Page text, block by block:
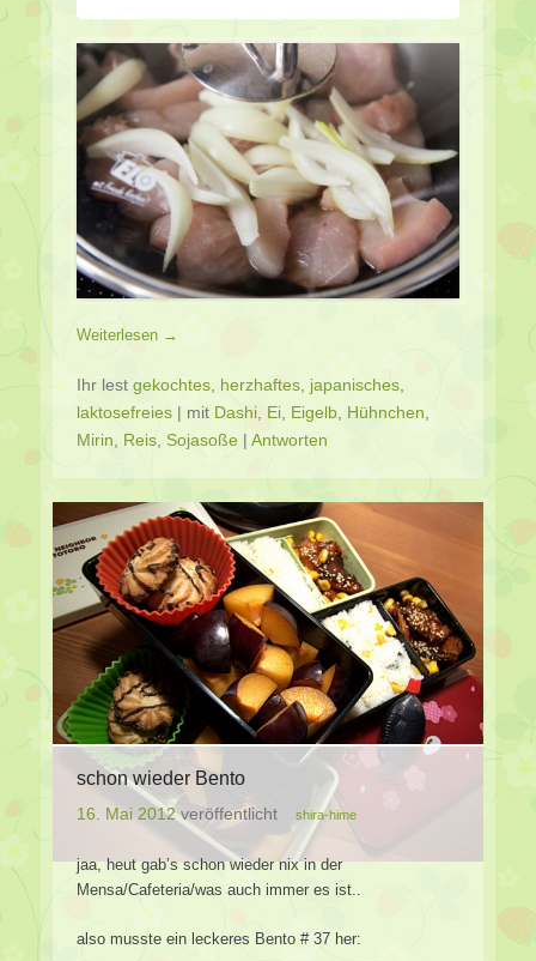
Weiterlesen →
Ihr lest gekochtes herzhaftes japanisches
laktosefreies | mit Dashi Ei Eigelb Hühnchen
Mirin
Reis Sojasoße | Antworten
schon wieder Bento
16. Mai 2012veröffentlicht shira-hime
jaa, heut gab’s schon wieder nix in der
Mensa/Cafeteria/was auch immer es ist..
also musste ein leckeres Bento # 37 her: